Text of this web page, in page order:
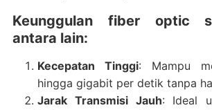
Keunggulan fiber optic
antara lain:
Kecepatan Tinggi: Mampu
hingga gigabit per detik tanpa
Jarak Transmisi Jauh: Ideal